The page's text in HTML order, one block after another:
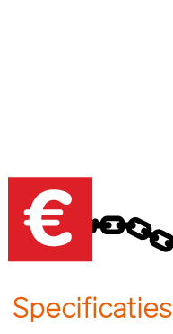
Specificaties